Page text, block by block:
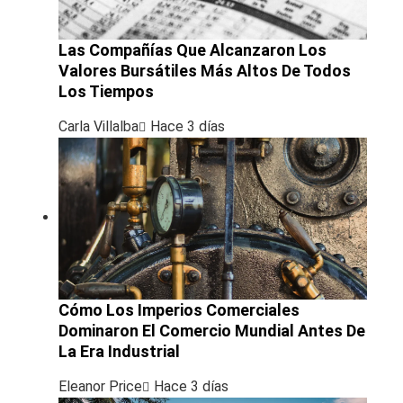
Las Compañías Que Alcanzaron Los
Valores Bursátiles Más Altos De Todos
Los Tiempos
Carla Villalba Hace 3 días
Cómo Los Imperios Comerciales
Dominaron El Comercio Mundial Antes De
La Era Industrial
Eleanor Price Hace 3 días